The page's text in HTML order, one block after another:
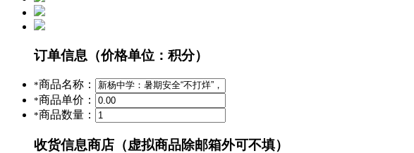
订单信息 （价格单位：积分）
*商品名称：
*商品单价：
*商品数量：
收货信息商店（虚拟商品除邮箱外可不填）